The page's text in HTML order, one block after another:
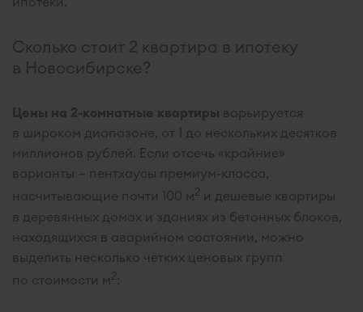
Сколько стоит 2 квартира в ипотеку
в Новосибирске?
Цены на 2-комнатные квартиры варьируется
в широком диапазоне, от 1 до нескольких десятков
миллионов рублей. Если отсечь «крайние»
варианты — пентхаусы премиум-класса,
насчитывающие почти 100 м2 и дешевые квартиры
в деревянных домах и зданиях из бетонных блоков,
находящихся в аварийном состоянии, можно
выделить несколько четких ценовых групп
по стоимости м2: